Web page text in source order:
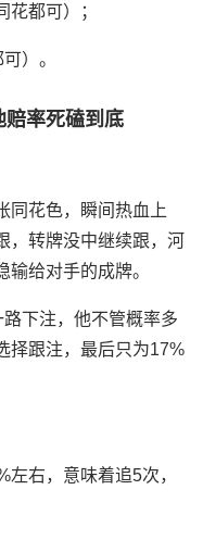
都可）；
）。
赔率死磕到底
同花色，瞬间热血上
，转牌没中继续跟，河
给对手的成牌。
下注，他不管概率多
择跟注，最后只为17%
右，意味着追5次，